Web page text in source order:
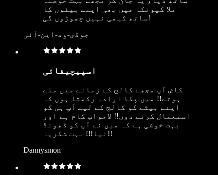
ملا کیونکہ میں بھی اپنے بیٹوں کا
ساتھ کبھی نہیں چھوڑوں گی!
جوڈی-وِد-این-آئی
اسپیچیفائی
کاش آپ مجھے کالج کے زمانے میں ملے
ہوتے!! میں پکا ارادہ رکھتا ہوں کہ
اپنے بیٹے کو کالج کے لیے آپ ہی کو
استعمال کرنے دوں!! لاجواب کام ہے اور
بہت خوشی ہے کہ میں نے آپ کو ڈھونڈ
لیا!!! بہت شکریہ!!
Dannysmon